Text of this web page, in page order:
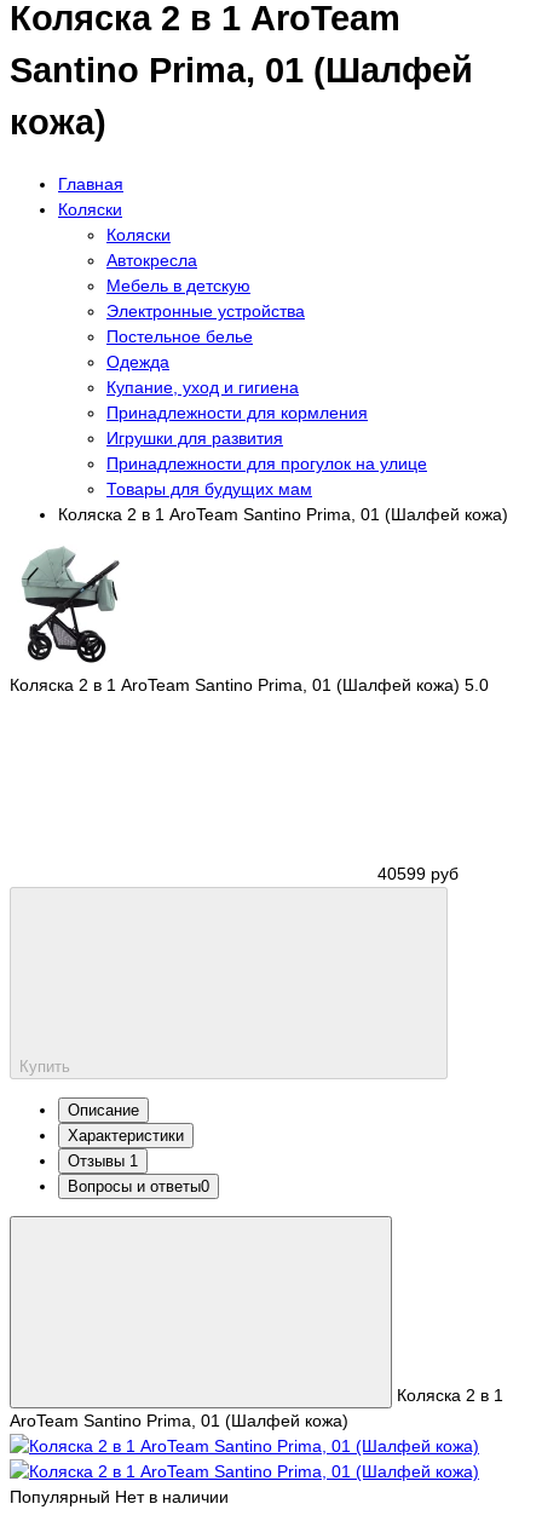
Коляска 2 в 1 AroTeam
Santino Prima, 01 (Шалфей
кожа)
Главная
Коляски
Коляски
Автокресла
Мебель в детскую
Электронные устройства
Постельное белье
Одежда
Купание, уход и гигиена
Принадлежности для кормления
Игрушки для развития
Принадлежности для прогулок на улице
Товары для будущих мам
Коляска 2 в 1 AroTeam Santino Prima, 01 (Шалфей кожа)
Коляска 2 в 1 AroTeam Santino Prima, 01 (Шалфей кожа) 5.0
40599 руб
Купить
Описание
Характеристики
Отзывы 1
Вопросы и ответы0
Коляска 2 в 1
AroTeam Santino Prima, 01 (Шалфей кожа)
Популярный Нет в наличии